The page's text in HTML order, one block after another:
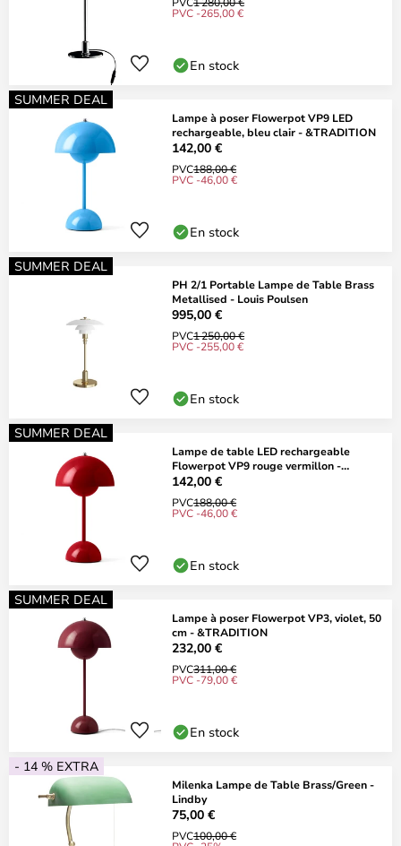
PVC -265,00 €
En stock
SUMMER DEAL
Lampe à poser Flowerpot VP9 LED
rechargeable, bleu clair - &TRADITION
142,00 €
PVC188,00 €
PVC -46,00 €
En stock
SUMMER DEAL
PH 2/1 Portable Lampe de Table Brass
Metallised - Louis Poulsen
995,00 €
PVC1 250,00 €
PVC -255,00 €
En stock
SUMMER DEAL
Lampe de table LED rechargeable
Flowerpot VP9 rouge vermillon -
&Tradition
142,00 €
PVC188,00 €
PVC -46,00 €
En stock
SUMMER DEAL
Lampe à poser Flowerpot VP3, violet, 50
cm - &TRADITION
232,00 €
PVC311,00 €
PVC -79,00 €
En stock
- 14 % EXTRA
Milenka Lampe de Table Brass/Green -
Lindby
75,00 €
PVC100,00 €